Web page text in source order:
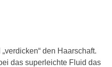
den Haarschaft.
das superleichte Fluid das